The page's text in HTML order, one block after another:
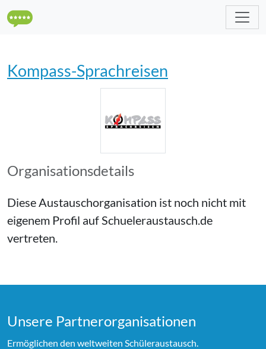
Kompass-Sprachreisen
Organisationsdetails
Diese Austauschorganisation ist noch nicht mit
eigenem Profil auf Schueleraustausch.de
vertreten.
Unsere Partner­organi­sationen
Ermöglichen den weltweiten Schüleraustausch.